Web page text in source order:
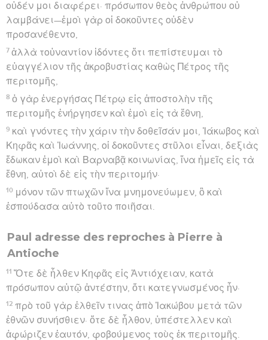
οὐδέν μοι διαφέρει· πρόσωπον θεὸς ἀνθρώπου οὐ
λαμβάνει—ἐμοὶ γὰρ οἱ δοκοῦντες οὐδὲν
προσανέθεντο,
7 ἀλλὰ τοὐναντίον ἰδόντες ὅτι πεπίστευμαι τὸ
εὐαγγέλιον τῆς ἀκροβυστίας καθὼς Πέτρος τῆς
περιτομῆς,
8 ὁ γὰρ ἐνεργήσας Πέτρῳ εἰς ἀποστολὴν τῆς
περιτομῆς ἐνήργησεν καὶ ἐμοὶ εἰς τὰ ἔθνη,
9 καὶ γνόντες τὴν χάριν τὴν δοθεῖσάν μοι, Ἰάκωβος καὶ
Κηφᾶς καὶ Ἰωάννης, οἱ δοκοῦντες στῦλοι εἶναι, δεξιὰς
ἔδωκαν ἐμοὶ καὶ Βαρναβᾷ κοινωνίας, ἵνα ἡμεῖς εἰς τὰ
ἔθνη, αὐτοὶ δὲ εἰς τὴν περιτομήν·
10 μόνον τῶν πτωχῶν ἵνα μνημονεύωμεν, ὃ καὶ
ἐσπούδασα αὐτὸ τοῦτο ποιῆσαι.
Paul adresse des reproches à Pierre à
Antioche
11 Ὅτε δὲ ἦλθεν Κηφᾶς εἰς Ἀντιόχειαν, κατὰ
πρόσωπον αὐτῷ ἀντέστην, ὅτι κατεγνωσμένος ἦν·
12 πρὸ τοῦ γὰρ ἐλθεῖν τινας ἀπὸ Ἰακώβου μετὰ τῶν
ἐθνῶν συνήσθιεν· ὅτε δὲ ἦλθον, ὑπέστελλεν καὶ
ἀφώριζεν ἑαυτόν, φοβούμενος τοὺς ἐκ περιτομῆς.